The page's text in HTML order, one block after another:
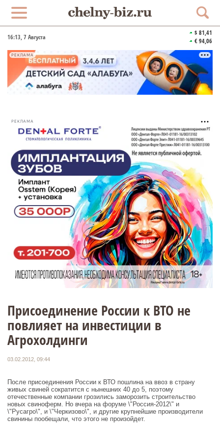
16:13, 7 Августа
$ 81,41
€ 94,06
РЕКЛАМА
РЕКЛАМА
Присоединение России к ВТО не
повлияет на инвестиции в
Агрохолдинги
03.02.2012, 09:44
После присоединения России к ВТО пошлина на ввоз в страну
живых свиней сократится с нынешних 40 до 5, поэтому
отечественные компании грозились заморозить строительство
новых свиноферм. Но вчера на форуме \"Россия-2012\" и
\"Русагро\", и \"Черкизово\", и другие крупнейшие производители
свинины пообещали, что этого не произойдет.